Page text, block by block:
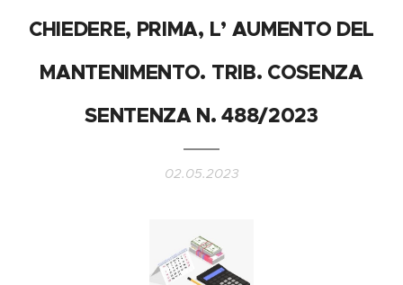
CHIEDERE, PRIMA, L’ AUMENTO DEL
MANTENIMENTO. TRIB. COSENZA
SENTENZA N. 488/2023
02.05.2023